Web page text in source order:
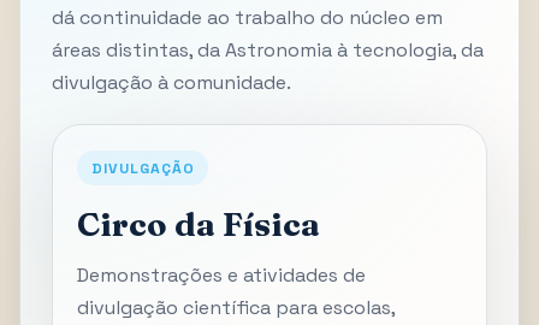
dá continuidade ao trabalho do núcleo em
áreas distintas, da Astronomia à tecnologia, da
divulgação à comunidade.
DIVULGAÇÃO
Circo da Física
Demonstrações e atividades de
divulgação científica para escolas,